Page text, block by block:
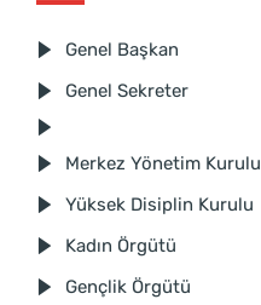
Genel Başkan
Genel Sekreter
Merkez Yönetim Kurulu
Yüksek Disiplin Kurulu
Kadın Örgütü
Gençlik Örgütü